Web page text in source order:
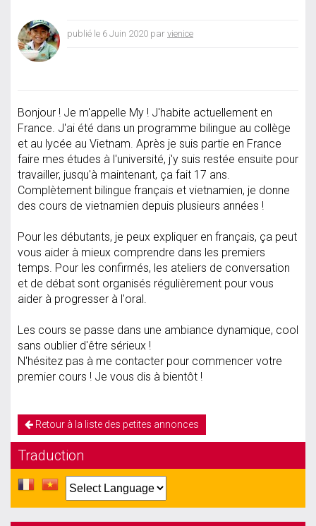
publié le 6 Juin 2020 par vienice
Bonjour ! Je m'appelle My ! J'habite actuellement en
France. J'ai été dans un programme bilingue au collège
et au lycée au Vietnam. Après je suis partie en France
faire mes études à l'université, j'y suis restée ensuite pour
travailler, jusqu'à maintenant, ça fait 17 ans.
Complètement bilingue français et vietnamien, je donne
des cours de vietnamien depuis plusieurs années !
Pour les débutants, je peux expliquer en français, ça peut
vous aider à mieux comprendre dans les premiers
temps. Pour les confirmés, les ateliers de conversation
et de débat sont organisés régulièrement pour vous
aider à progresser à l'oral.
Les cours se passe dans une ambiance dynamique, cool
sans oublier d'être sérieux !
N'hésitez pas à me contacter pour commencer votre
premier cours ! Je vous dis à bientôt !
Retour à la liste des petites annonces
Traduction